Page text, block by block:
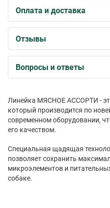
Оплата и доставка
Отзывы
Вопросы и ответы
Линейка МЯСНОЕ АССОРТИ -
который производится по
современном оборудовании,
его качеством.
Специальная щадящая
позволяет сохранить
микроэлементов и
собаке.